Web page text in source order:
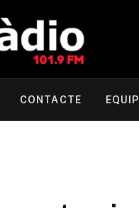
CONTACTE EQUIP